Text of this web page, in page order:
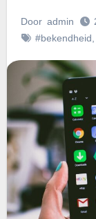
Door admin
#bekendheid